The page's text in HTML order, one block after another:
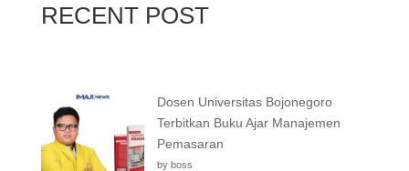
RECENT POST
Dosen Universitas Bojonegoro
Terbitkan Buku Ajar Manajemen
Pemasaran
by boss